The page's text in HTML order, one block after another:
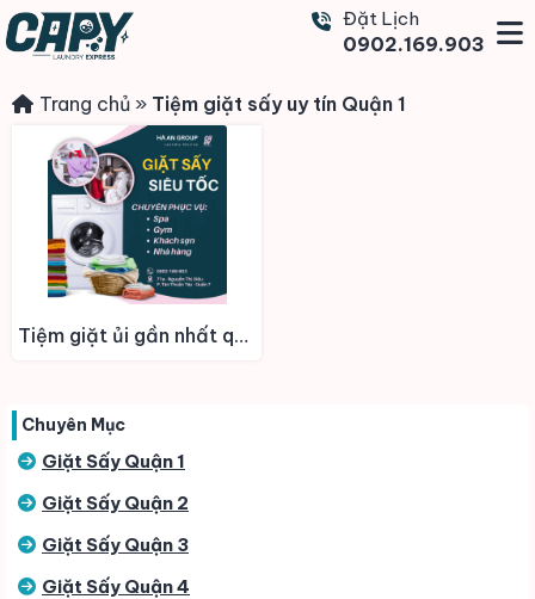
Đặt Lịch
0902.169.903
Trang chủ » Tiệm giặt sấy uy tín Quận 1
Tiệm giặt ủi gần nhất quận 1
Chuyên Mục
Giặt Sấy Quận 1
Giặt Sấy Quận 2
Giặt Sấy Quận 3
Giặt Sấy Quận 4